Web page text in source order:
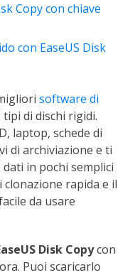
Copy con chiave
con EaseUS Disk
software di
di dischi rigidi.
laptop, schede di
di archiviazione e ti
in pochi semplici
rapida e il
da usare
Disk Copycon
Puoi scaricarlo